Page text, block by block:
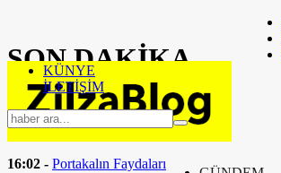
SON DAKİKA
16:24 -
Fizik Tedavi Nedir
16:04 -Peynir Zehirler Mi
16:02 - Portakalın Faydaları
KÜNYE
İLETİŞİM